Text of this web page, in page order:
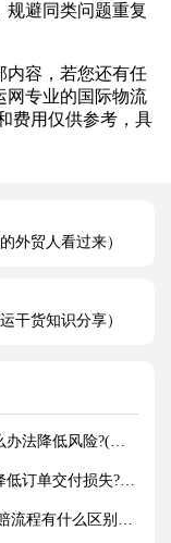
规避同类问题重复
容，若您还有任
网专业的国际物流
费用仅供参考，具
外贸人看过来）
干货知识分享）
际海运干货知识分享)
国际海运干货知识分享)
国际海运干货知识分享)